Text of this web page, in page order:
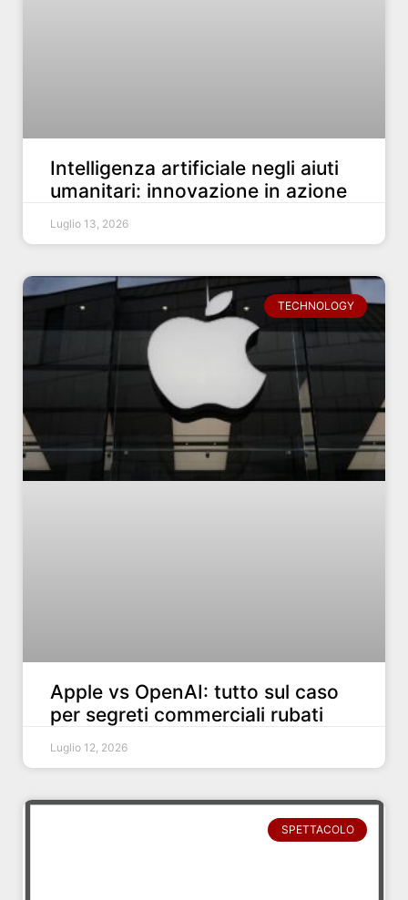
Intelligenza artificiale negli aiuti
umanitari: innovazione in azione
Luglio 13, 2026
TECHNOLOGY
Apple vs OpenAI: tutto sul caso
per segreti commerciali rubati
Luglio 12, 2026
SPETTACOLO